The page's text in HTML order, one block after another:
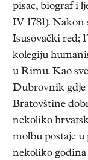
pisac, biograf i
IV 1781).
Isusovački red;
kolegiju
u Rimu. Kao
Dubrovnik gdje
Bratovštine
nekoliko
molbu postaje
nekoliko